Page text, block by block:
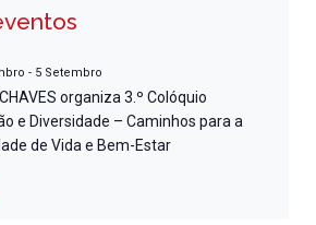
- 5 Setembro
organiza 3.º Colóquio
e Diversidade – Caminhos para a
de Vida e Bem-Estar